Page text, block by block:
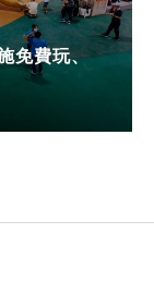
免費玩、